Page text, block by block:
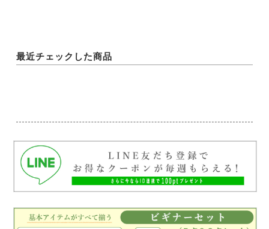
最近チェックした商品